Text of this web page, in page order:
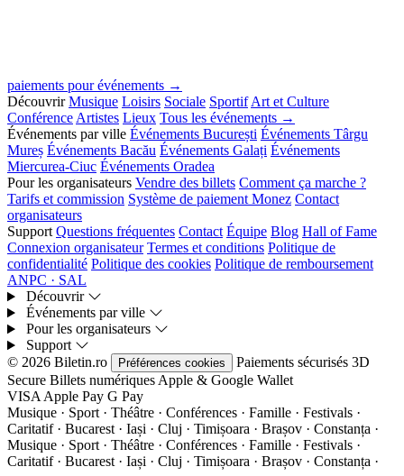
paiements pour événements →
Découvrir Musique Loisirs Sociale Sportif Art et Culture
Conférence Artistes Lieux Tous les événements →
Événements par ville Événements București Événements Târgu
Mureș Événements Bacău Événements Galați Événements
Miercurea-Ciuc Événements Oradea
Pour les organisateurs Vendre des billets Comment ça marche ?
Tarifs et commission Système de paiement Monez Contact
organisateurs
Support Questions fréquentes Contact Équipe Blog Hall of Fame
Connexion organisateur Termes et conditions Politique de
confidentialité Politique des cookies Politique de remboursement
ANPC · SAL
Découvrir
Événements par ville
Pour les organisateurs
Support
© 2026 Biletin.ro
Préférences cookies Paiements sécurisés 3D
Secure Billets numériques Apple & Google Wallet
VISA Apple Pay G Pay
Musique · Sport · Théâtre · Conférences · Famille · Festivals ·
Caritatif · Bucarest · Iași · Cluj · Timișoara · Brașov · Constanța ·
Musique · Sport · Théâtre · Conférences · Famille · Festivals ·
Caritatif · Bucarest · Iași · Cluj · Timișoara · Brașov · Constanța ·